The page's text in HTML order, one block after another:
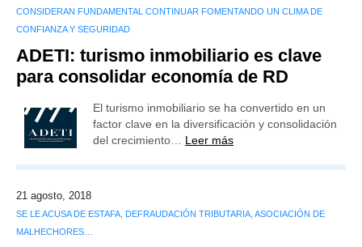
CONSIDERAN FUNDAMENTAL CONTINUAR FOMENTANDO UN CLIMA DE
CONFIANZA Y SEGURIDAD
ADETI: turismo inmobiliario es clave
para consolidar economía de RD
El turismo inmobiliario se ha convertido en un
factor clave en la diversificación y consolidación
del crecimiento… Leer más
21 agosto, 2018
SE LE ACUSA DE ESTAFA, DEFRAUDACIÓN TRIBUTARIA, ASOCIACIÓN DE
MALHECHORES…